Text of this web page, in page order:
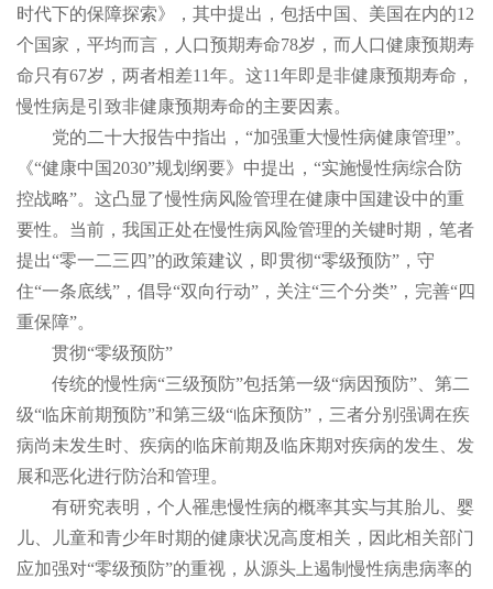
时代下的保障探索》，其中提出，包括中国、美国在内的12
个国家，平均而言，人口预期寿命78岁，而人口健康预期寿
命只有67岁，两者相差11年。这11年即是非健康预期寿命，
慢性病是引致非健康预期寿命的主要因素。
党的二十大报告中指出，“加强重大慢性病健康管理”。
《“健康中国2030”规划纲要》中提出，“实施慢性病综合防
控战略”。这凸显了慢性病风险管理在健康中国建设中的重
要性。当前，我国正处在慢性病风险管理的关键时期，笔者
提出“零一二三四”的政策建议，即贯彻“零级预防”，守
住“一条底线”，倡导“双向行动”，关注“三个分类”，完善“四
重保障”。
贯彻“零级预防”
传统的慢性病“三级预防”包括第一级“病因预防”、第二
级“临床前期预防”和第三级“临床预防”，三者分别强调在疾
病尚未发生时、疾病的临床前期及临床期对疾病的发生、发
展和恶化进行防治和管理。
有研究表明，个人罹患慢性病的概率其实与其胎儿、婴
儿、儿童和青少年时期的健康状况高度相关，因此相关部门
应加强对“零级预防”的重视，从源头上遏制慢性病患病率的